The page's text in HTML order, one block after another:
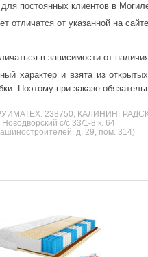
постоянных клиентов в
отличатся от указанной на сайте
в зависимости от
характер и взята из
Поэтому при заказе
РУИМАТЕХ. 238750,
с/с 33/1-8 к. 64
д. 29, пом. 314)